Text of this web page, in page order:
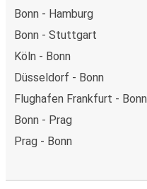
Bonn - Hamburg
Bonn - Stuttgart
Köln - Bonn
Düsseldorf - Bonn
Flughafen Frankfurt - Bonn
Bonn - Prag
Prag - Bonn